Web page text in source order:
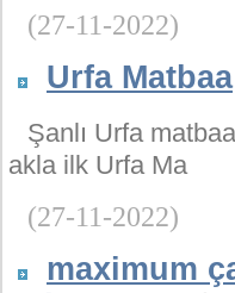
(27-11-2022)
Urfa Matbaa
Şanlı Urfa
akla ilk Urfa Ma
(27-11-2022)
maximum